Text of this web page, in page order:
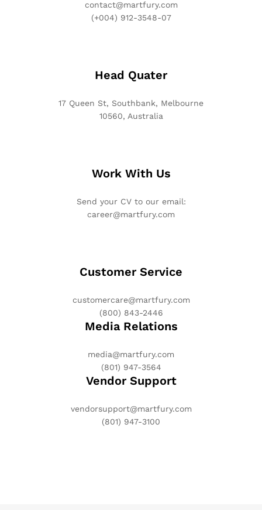
contact@martfury.com
(+004) 912-3548-07
Head Quater
17 Queen St, Southbank, Melbourne
10560, Australia
Work With Us
Send your CV to our email:
career@martfury.com
Customer Service
customercare@martfury.com
(800) 843-2446
Media Relations
media@martfury.com
(801) 947-3564
Vendor Support
vendorsupport@martfury.com
(801) 947-3100